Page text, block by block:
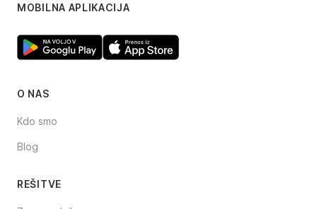
MOBILNA APLIKACIJA
O NAS
Kdo smo
Blog
REŠITVE